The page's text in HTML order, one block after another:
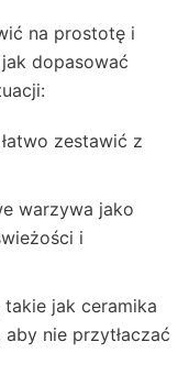
na prostotę i
dopasować
zestawić z
warzywa jako
i
jak ceramika
nie przytłaczać